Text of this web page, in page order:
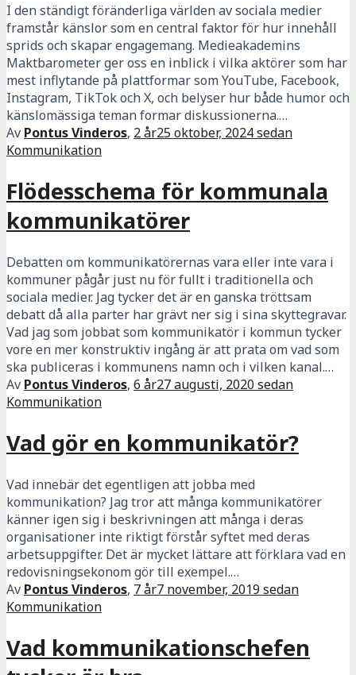
I den ständigt föränderliga världen av sociala medier
framstår känslor som en central faktor för hur innehåll
sprids och skapar engagemang. Medieakademins
Maktbarometer ger oss en inblick i vilka aktörer som har
mest inflytande på plattformar som YouTube, Facebook,
Instagram, TikTok och X, och belyser hur både humor och
känslomässiga teman formar diskussionerna.…
Av Pontus Vinderos, 2 år25 oktober, 2024sedan
Kommunikation
Flödesschema för kommunala
kommunikatörer
Debatten om kommunikatörernas vara eller inte vara i
kommuner pågår just nu för fullt i traditionella och
sociala medier. Jag tycker det är en ganska tröttsam
debatt då alla parter har grävt ner sig i sina skyttegravar.
Vad jag som jobbat som kommunikatör i kommun tycker
vore en mer konstruktiv ingång är att prata om vad som
ska publiceras i kommunens namn och i vilken kanal.…
Av Pontus Vinderos, 6 år27 augusti, 2020 sedan
Kommunikation
Vad gör en kommunikatör?
Vad innebär det egentligen att jobba med
kommunikation? Jag tror att många kommunikatörer
känner igen sig i beskrivningen att många i deras
organisationer inte riktigt förstår syftet med deras
arbetsuppgifter. Det är mycket lättare att förklara vad en
redovisningsekonom gör till exempel.…
Av Pontus Vinderos, 7 år7 november, 2019 sedan
Kommunikation
Vad kommunikationschefen